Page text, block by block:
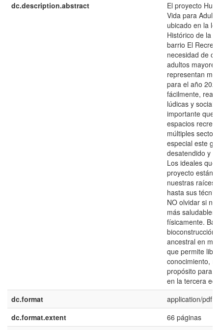
dc.description.abstract
El proyecto
Vida para
ubicado en la
Histórico de la
barrio El
necesidad de
adultos
representan
para el año
fácilmente,
lúdicas y
importante que
espacios
múltiples
especial este
desatendido y
Los ideales que
proyecto están
nuestras raíces,
hasta sus
NO olvidar si no
más saludables
físicamente.
ancestral en
que permite
conocimiento,
propósito para
en la tercera
dc.format
application/pdf
dc.format.extent
66 páginas